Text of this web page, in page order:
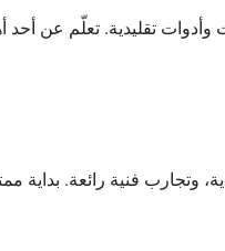
تقليدية. تعلّم عن
وتجارب فنية رائعة. بداية